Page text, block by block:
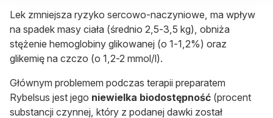
Lek zmniejsza ryzyko sercowo-naczyniowe, ma wpływ
na spadek masy ciała (średnio 2,5-3,5 kg), obniża
stężenie hemoglobiny glikowanej (o 1-1,2%) oraz
glikemię na czczo (o 1,2-2 mmol/l).
Głównym problemem podczas terapii preparatem
Rybelsus jest jego niewielka biodostępność (procent
substancji czynnej, który z podanej dawki został